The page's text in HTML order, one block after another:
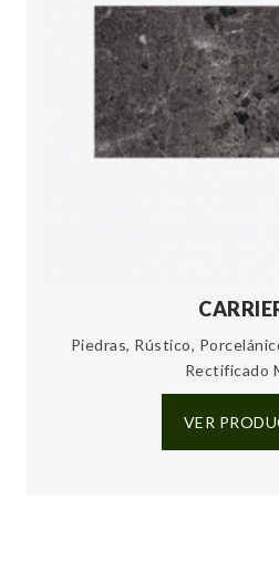
Piedras, Rústico,
Rectificado
VER